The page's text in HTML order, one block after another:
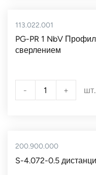
113.022.001
PG-PR 1 NbV
сверлением
- + шт.
200.900.000
S-4.072-0.5